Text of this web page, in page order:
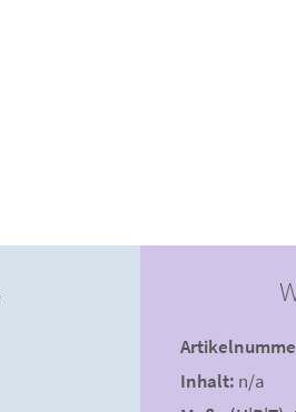
Inhalt: n/a